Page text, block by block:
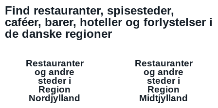
Find restauranter, spisesteder,
caféer, barer, hoteller og forlystelser i
de danske regioner
Restauranter
og andre
steder i
Region
Nordjylland
Restauranter
og andre
steder i
Region
Midtjylland